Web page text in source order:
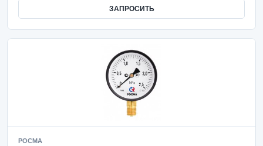
ЗАПРОСИТЬ
РОСМА